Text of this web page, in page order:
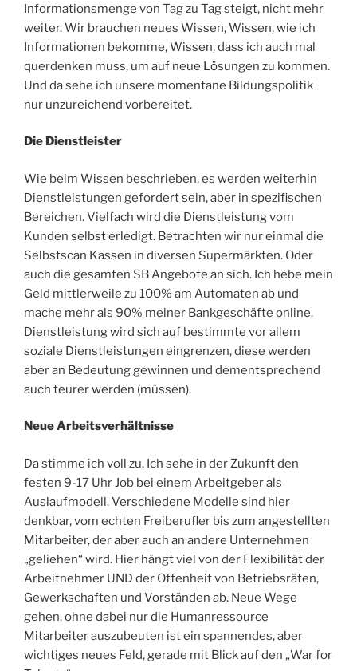
Informationsmenge von Tag zu Tag steigt, nicht mehr
weiter. Wir brauchen neues Wissen, Wissen, wie ich
Informationen bekomme, Wissen, dass ich auch mal
querdenken muss, um auf neue Lösungen zu kommen.
Und da sehe ich unsere momentane Bildungspolitik
nur unzureichend vorbereitet.
Die Dienstleister
Wie beim Wissen beschrieben, es werden weiterhin
Dienstleistungen gefordert sein, aber in spezifischen
Bereichen. Vielfach wird die Dienstleistung vom
Kunden selbst erledigt. Betrachten wir nur einmal die
Selbstscan Kassen in diversen Supermärkten. Oder
auch die gesamten SB Angebote an sich. Ich hebe mein
Geld mittlerweile zu 100% am Automaten ab und
mache mehr als 90% meiner Bankgeschäfte online.
Dienstleistung wird sich auf bestimmte vor allem
soziale Dienstleistungen eingrenzen, diese werden
aber an Bedeutung gewinnen und dementsprechend
auch teurer werden (müssen).
Neue Arbeitsverhältnisse
Da stimme ich voll zu. Ich sehe in der Zukunft den
festen 9-17 Uhr Job bei einem Arbeitgeber als
Auslaufmodell. Verschiedene Modelle sind hier
denkbar, vom echten Freiberufler bis zum angestellten
Mitarbeiter, der aber auch an andere Unternehmen
„geliehen“ wird. Hier hängt viel von der Flexibilität der
Arbeitnehmer UND der Offenheit von Betriebsräten,
Gewerkschaften und Vorständen ab. Neue Wege
gehen, ohne dabei nur die Humanressource
Mitarbeiter auszubeuten ist ein spannendes, aber
wichtiges neues Feld, gerade mit Blick auf den „War for